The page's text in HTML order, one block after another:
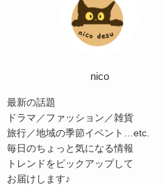
nico
最新の話題
ドラマ／ファッション／雑貨
旅行／地域の季節イベント…etc.
毎日のちょっと気になる情報
トレンドをピックアップして
お届けします♪